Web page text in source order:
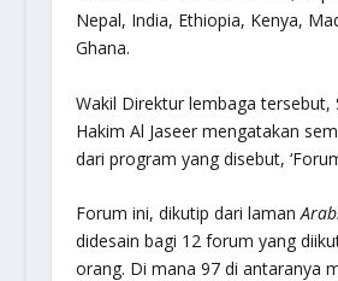
Nepal, India, Ethiopia, Kenya,
Ghana.
Wakil Direktur lembaga tersebut,
Hakim Al Jaseer mengatakan
dari program yang disebut,
Forum ini, dikutip dari laman
didesain bagi 12 forum yang
orang. Di mana 97 di antaranya